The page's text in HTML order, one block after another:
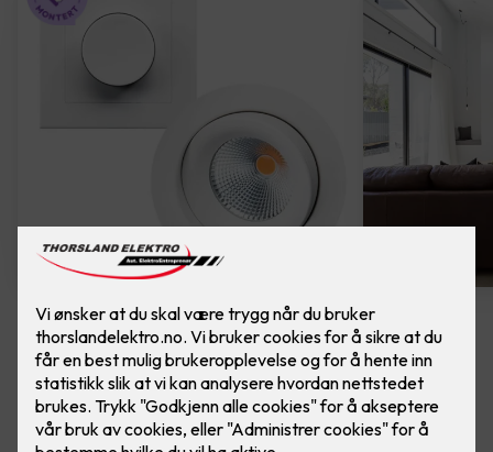
6 stk hvite LED downlights
rehab inkl. LED dimmer